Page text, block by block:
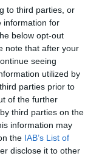
to third parties, or
information for
below opt-out
note that after your
seeing
utilized by
parties prior to
of the further
third parties on the
information may
the IAB’s List of
disclose it to other